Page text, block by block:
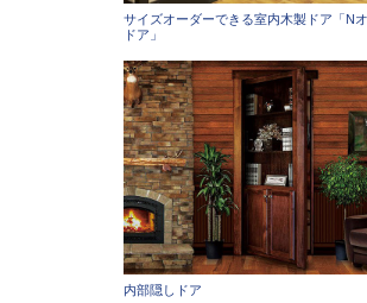
サイズオーダーできる室内木製ドア「N
ドア」
内部隠しドア